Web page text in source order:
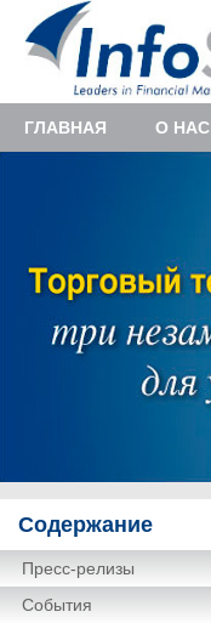
ГЛАВНАЯ О НАС
Содержание
Пресс-релизы
События